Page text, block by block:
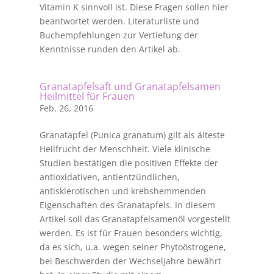
Vitamin K sinnvoll ist. Diese Fragen sollen hier
beantwortet werden. Literaturliste und
Buchempfehlungen zur Vertiefung der
Kenntnisse runden den Artikel ab.
Granatapfelsaft und Granatapfelsamen
Heilmittel für Frauen
Feb. 26, 2016
Granatapfel (Punica granatum) gilt als älteste
Heilfrucht der Menschheit. Viele klinische
Studien bestätigen die positiven Effekte der
antioxidativen, antientzündlichen,
antisklerotischen und krebshemmenden
Eigenschaften des Granatapfels. In diesem
Artikel soll das Granatapfelsamenöl vorgestellt
werden. Es ist für Frauen besonders wichtig,
da es sich, u.a. wegen seiner Phytoöstrogene,
bei Beschwerden der Wechseljahre bewährt